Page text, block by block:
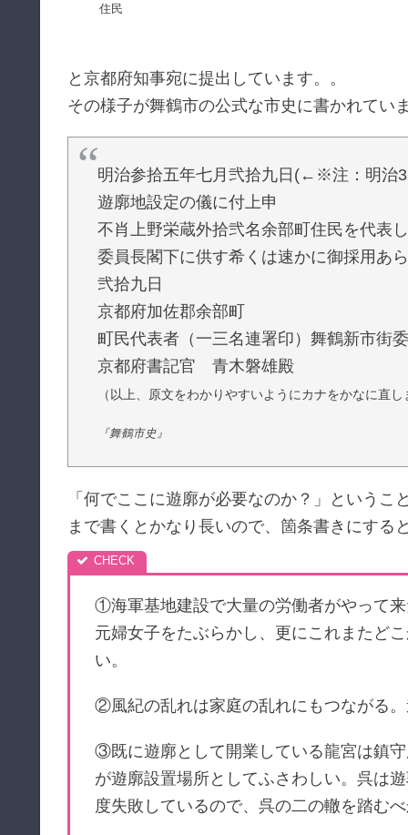
住民
と京都府知事宛に提出しています。。
その様子が舞鶴市の公式な市史に書かれてい
明治参拾五年七月弐拾九日(←※注：明治
遊廓地設定の儀に付上申
不肖上野栄蔵外拾弐名余部町住民を代表
委員長閣下に供す希くは速かに御採用あ
弐拾九日
京都府加佐郡余部町
町民代表者（一三名連署印）舞鶴新市街
京都府書記官 青木磐雄殿
（以上、原文をわかりやすいようにカナをかなに直
『舞鶴市史』
「何でここに遊廓が必要なのか？」という
まで書くとかなり長いので、箇条書きにする
①海軍基地建設で大量の労働者がやって
元婦女子をたぶらかし、更にこれまたど
い。
②風紀の乱れは家庭の乱れにもつながる
③既に遊廓として開業している龍宮は鎮
が遊廓設置場所としてふさわしい。呉は
度失敗しているので、呉の二の轍を踏む